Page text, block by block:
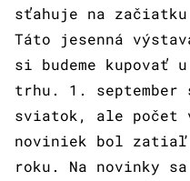
sťahuje na začiatku
Táto jesenná
si budeme kupovať
trhu. 1.
sviatok, ale počet
noviniek bol zatiaľ
roku. Na novinky sa